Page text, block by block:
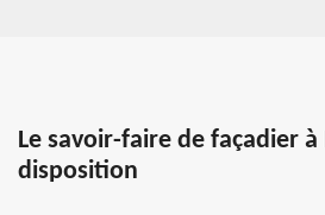
Le savoir-faire de façadier
disposition